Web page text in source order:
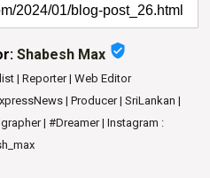
Shabesh Max verified_user
| Reporter | Web Editor
| Producer | SriLankan |
| #Dreamer | Instagram :